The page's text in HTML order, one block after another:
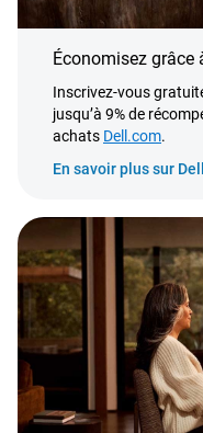
Économisez grâce
Inscrivez-vous
jusqu’à 9% de
achats Dell.com.
En savoir plus sur